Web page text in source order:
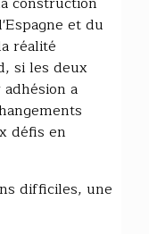
et du
réalité
si les deux
a
défis en
difficiles, une